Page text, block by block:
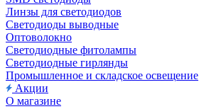
Линзы для светодиодов
Светодиоды выводные
Оптоволокно
Светодиодные фитолампы
Светодиодные гирлянды
Промышленное и складское освещение
Акции
О магазине